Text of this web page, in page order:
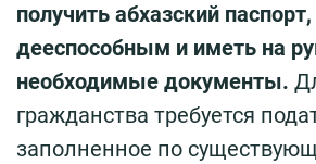
получить абхазский
дееспособным и иметь на
необходимые документы.
гражданства требуется
заполненное по